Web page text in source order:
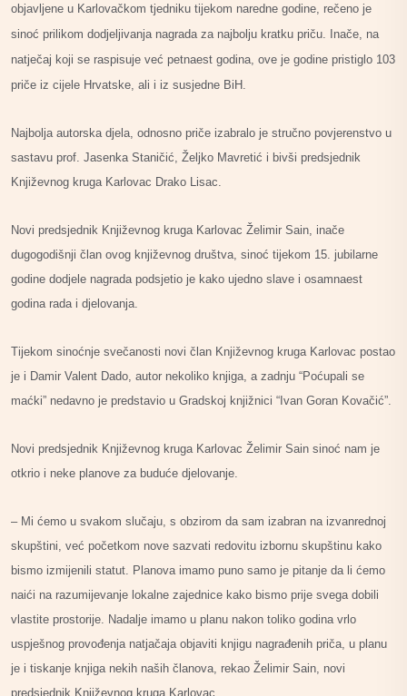
objavljene u Karlovačkom tjedniku tijekom naredne godine, rečeno je
sinoć prilikom dodjeljivanja nagrada za najbolju kratku priču. Inače, na
natječaj koji se raspisuje već petnaest godina, ove je godine pristiglo 103
priče iz cijele Hrvatske, ali i iz susjedne BiH.
Najbolja autorska djela, odnosno priče izabralo je stručno povjerenstvo u
sastavu prof. Jasenka Staničić, Željko Mavretić i bivši predsjednik
Književnog kruga Karlovac Drako Lisac.
Novi predsjednik Književnog kruga Karlovac Želimir Sain, inače
dugogodišnji član ovog književnog društva, sinoć tijekom 15. jubilarne
godine dodjele nagrada podsjetio je kako ujedno slave i osamnaest
godina rada i djelovanja.
Tijekom sinoćnje svečanosti novi član Književnog kruga Karlovac postao
je i Damir Valent Dado, autor nekoliko knjiga, a zadnju “Poćupali se
maćki” nedavno je predstavio u Gradskoj knjižnici “Ivan Goran Kovačić”.
Novi predsjednik Književnog kruga Karlovac Želimir Sain sinoć nam je
otkrio i neke planove za buduće djelovanje.
– Mi ćemo u svakom slučaju, s obzirom da sam izabran na izvanrednoj
skupštini, već početkom nove sazvati redovitu izbornu skupštinu kako
bismo izmijenili statut. Planova imamo puno samo je pitanje da li ćemo
naići na razumijevanje lokalne zajednice kako bismo prije svega dobili
vlastite prostorije. Nadalje imamo u planu nakon toliko godina vrlo
uspješnog provođenja natjačaja objaviti knjigu nagrađenih priča, u planu
je i tiskanje knjiga nekih naših članova, rekao Želimir Sain, novi
predsjednik Književnog kruga Karlovac.